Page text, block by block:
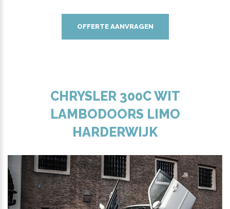
OFFERTE AANVRAGEN
CHRYSLER 300C WIT
LAMBODOORS LIMO
HARDERWIJK